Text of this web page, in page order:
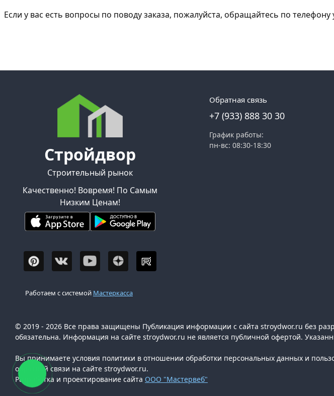
Если у вас есть вопросы по поводу заказа, пожалуйста, обращайтесь по телефону
Стройдвор
Строительный рынок
Качественно! Вовремя! По Самым
Низким Ценам!
Обратная связь
+7 (933) 888 30 30
График работы:
пн-вс: 08:30-18:30
Работаем с системой Мастеркасса
© 2019 - 2026 Все права защищены Публикация информации с сайта stroydwor.ru без
обязательна. Информация на сайте stroydwor.ru не является публичной офертой.
Вы принимаете условия политики в отношении обработки персональных данных и
обратной связи на сайте stroydwor.ru.
Разработка и проектирование сайта ООО "Мастервеб"